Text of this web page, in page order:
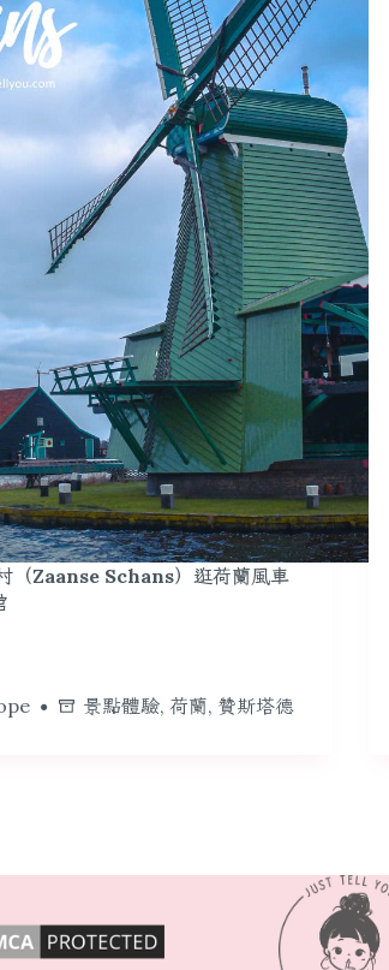
（Zaanse Schans）逛荷蘭風車
景點體驗, 荷蘭, 贊斯塔德